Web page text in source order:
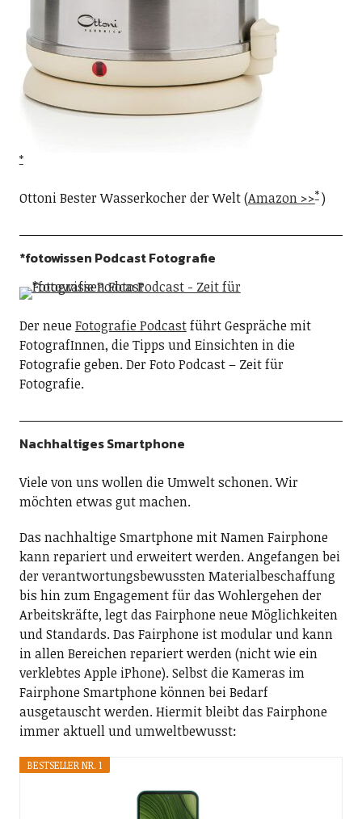
Ottoni Bester Wasserkocher der Welt (Amazon >> )
*fotowissen Podcast Fotografie
Der neueFotografie Podcastführt Gespräche mit
FotografInnen, die Tipps und Einsichten in die
Fotografie geben. Der Foto Podcast – Zeit für
Fotografie.
Nachhaltiges Smartphone
Viele von uns wollen die Umwelt schonen. Wir
möchten etwas gut machen.
Das nachhaltige Smartphone mit Namen Fairphone
kann repariert und erweitert werden. Angefangen bei
der verantwortungsbewussten Materialbeschaffung
bis hin zum Engagement für das Wohlergehen der
Arbeitskräfte, legt das Fairphone neue Möglichkeiten
und Standards. Das Fairphone ist modular und kann
in allen Bereichen repariert werden (nicht wie ein
verklebtes Apple iPhone). Selbst die Kameras im
Fairphone Smartphone können bei Bedarf
ausgetauscht werden. Hiermit bleibt das Fairphone
immer aktuell und umweltbewusst:
BESTSELLER NR. 1